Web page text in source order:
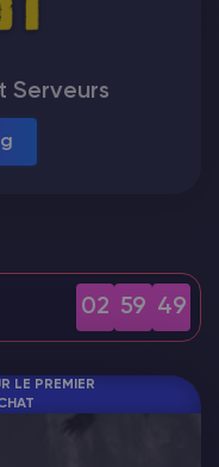
Serveurs
02 59 48
LE PREMIER